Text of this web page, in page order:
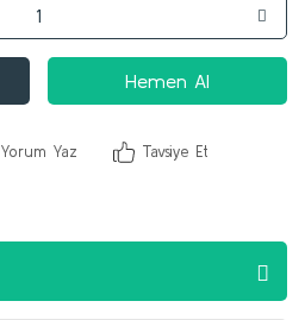
Hemen Al
Yorum Yaz Tavsiye Et